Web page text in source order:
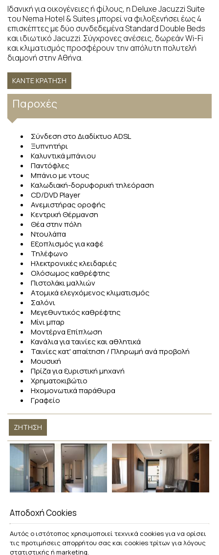
Ιδανική για οικογένειες ή φίλους, η Deluxe Jacuzzi Suite
του Nema Hotel & Suites μπορεί να φιλοξενήσει έως 4
επισκέπτες με δύο συνδεδεμένα Standard Double Beds
και ιδιωτικό Jacuzzi. Σύγχρονες ανέσεις, δωρεάν Wi-Fi
και κλιματισμός προσφέρουν την απόλυτη πολυτελή
διαμονή στην Αθήνα.
ΚΆΝΤΕ ΚΡΆΤΗΣΗ
Παροχές
Σύνδεση στο Διαδίκτυο ADSL
Ξυπνητήρι
Καλυντικά μπάνιου
Παντόφλες
Μπάνιο με ντους
Καλωδιακή-δορυφορική τηλεόραση
CD/DVD Player
Ανεμιστήρας οροφής
Κεντρική Θέρμανση
Θέα στην πόλη
Ντουλάπα
Εξοπλισμός για καφέ
Τηλέφωνο
Ηλεκτρονικές κλειδαριές
Ολόσωμος καθρέφτης
Πιστολάκι μαλλιών
Ατομικά ελεγχόμενος κλιματισμός
Σαλόνι
Μεγεθυντικός καθρέφτης
Μίνι μπαρ
Μοντέρνα Επίπλωση
Κανάλια για ταινίες και αθλητικά
Ταινίες κατ' απαίτηση / Πληρωμή ανά προβολή
Μουσική
Πρίζα για ξυριστική μηχανή
Χρηματοκιβώτιο
Ηχομονωτικά παράθυρα
Γραφείο
ΖΉΤΗΣΗ
Αποδοχή Cookies
Αυτός ο ιστότοπος χρησιμοποιεί τεχνικά cookies για να ορίσει
τις προτιμήσεις απορρήτου σας και cookies τρίτων για λόγους
στατιστικής ή marketing.